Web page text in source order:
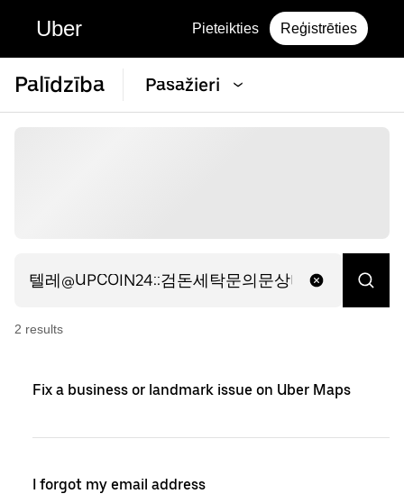
Uber Pieteikties Reģistrēties
Palīdzība Pasažieri
2 results
Fix a business or landmark issue on Uber Maps
I forgot my email address